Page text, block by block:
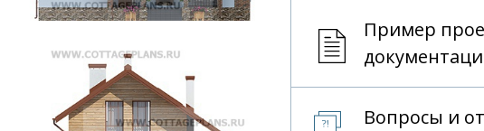
Пример
Вопросы и